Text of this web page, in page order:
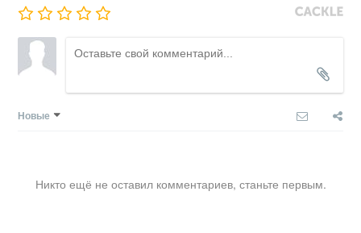
Новые
Никто ещё не оставил комментариев, станьте первым.